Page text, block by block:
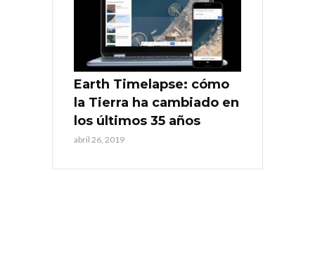
Earth Timelapse: cómo
la Tierra ha cambiado en
los últimos 35 años
abril 26, 2019